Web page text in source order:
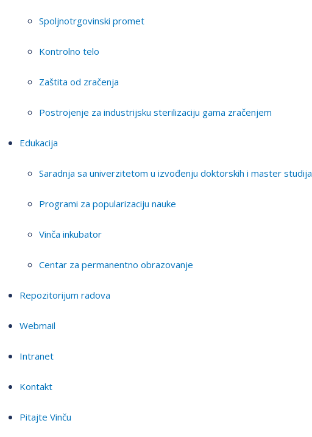
Spoljnotrgovinski promet
Kontrolno telo
Zaštita od zračenja
Postrojenje za industrijsku sterilizaciju gama zračenjem
Edukacija
Saradnja sa univerzitetom u izvođenju doktorskih i master studija
Programi za popularizaciju nauke
Vinča inkubator
Centar za permanentno obrazovanje
Repozitorijum radova
Webmail
Intranet
Kontakt
Pitajte Vinču